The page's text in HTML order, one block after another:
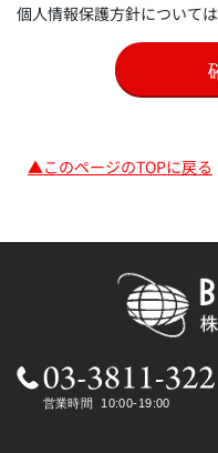
個人情報保護方針については
▲このページのTOPに戻る